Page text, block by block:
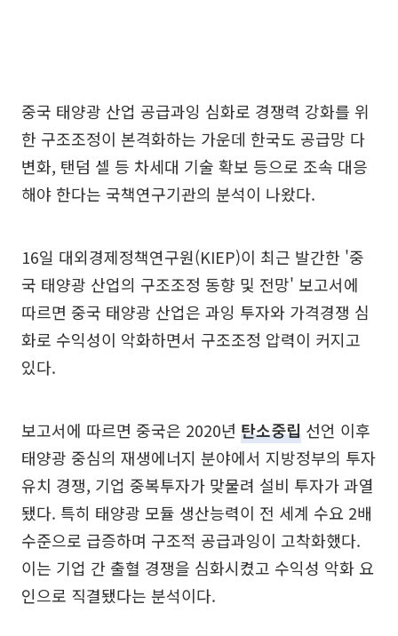
중국 태양광 산업 공급과잉 심화로 경쟁력 강화를 위
한 구조조정이 본격화하는 가운데 한국도 공급망 다
변화, 탠덤 셀 등 차세대 기술 확보 등으로 조속 대응
해야 한다는 국책연구기관의 분석이 나왔다.
16일 대외경제정책연구원(KIEP)이 최근 발간한 '중
국 태양광 산업의 구조조정 동향 및 전망' 보고서에
따르면 중국 태양광 산업은 과잉 투자와 가격경쟁 심
화로 수익성이 악화하면서 구조조정 압력이 커지고
있다.
보고서에 따르면 중국은 2020년 탄소중립 선언 이후
태양광 중심의 재생에너지 분야에서 지방정부의 투자
유치 경쟁, 기업 중복투자가 맞물려 설비 투자가 과열
됐다. 특히 태양광 모듈 생산능력이 전 세계 수요 2배
수준으로 급증하며 구조적 공급과잉이 고착화했다.
이는 기업 간 출혈 경쟁을 심화시켰고 수익성 악화 요
인으로 직결됐다는 분석이다.